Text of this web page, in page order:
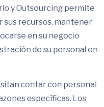
y Outsourcing permite
sus recursos, mantener
en su negocio
de su personal en
contar con personal
específicas. Los